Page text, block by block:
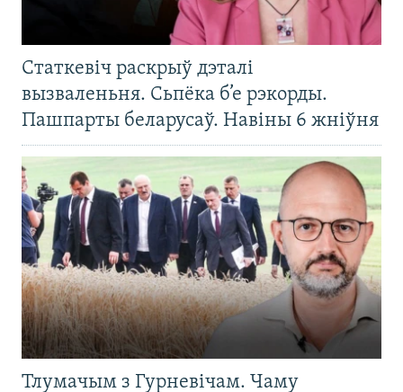
Статкевіч раскрыў дэталі
вызваленьня. Сьпёка б’е рэкорды.
Пашпарты беларусаў. Навіны 6 жніўня
Тлумачым з Гурневічам. Чаму